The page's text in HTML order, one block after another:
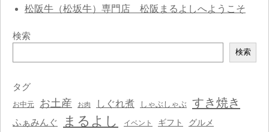
松阪牛（松坂牛）専門店 松阪まるよしへようこそ
検索
索
検索
タグ
お中元 お土産 お肉 しぐれ煮 しゃぶしゃぶ すき焼き
ふぁみんぐ まるよし イベント ギフト グルメ